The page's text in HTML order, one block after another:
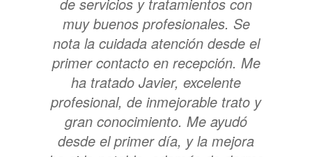
muy buenos profesionales. Se
nota la cuidada atención desde el
primer contacto en recepción. Me
ha tratado Javier, excelente
profesional, de inmejorable trato y
gran conocimiento. Me ayudó
desde el primer día, y la mejora